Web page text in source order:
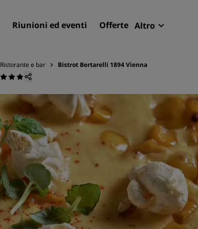
Riunioni ed eventi Offerte Altro
Destinazioni
Resort
Residence
Hotel aeroportuali
Hotel nuovi e di prossima
apertura
Meeting ed eventi
Scopri Radisson Meetings
Ristorante e bar Bistrot Bertarelli 1894 Vienna